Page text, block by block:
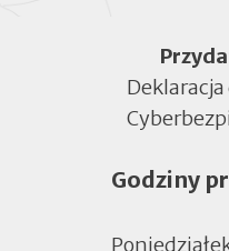
Menu
Godziny